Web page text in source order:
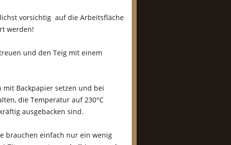
vorsichtig auf die Arbeitsfläche
werden!
und den Teig mit einem
Backpapier setzen und bei
die Temperatur auf 230°C
ausgebacken sind.
brauchen einfach nur ein wenig